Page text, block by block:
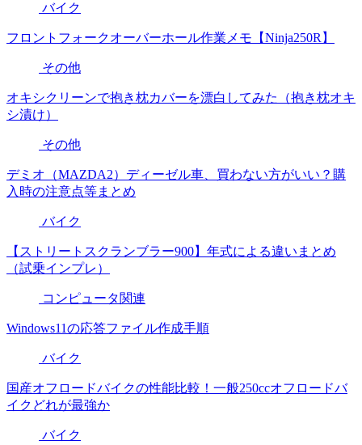
バイク
フロントフォークオーバーホール作業メモ【Ninja250R】
その他
オキシクリーンで抱き枕カバーを漂白してみた（抱き枕オキ
シ漬け）
その他
デミオ（MAZDA2）ディーゼル車、買わない方がいい？購
入時の注意点等まとめ
バイク
【ストリートスクランブラー900】年式による違いまとめ
（試乗インプレ）
コンピュータ関連
Windows11の応答ファイル作成手順
バイク
国産オフロードバイクの性能比較！一般250ccオフロードバ
イクどれが最強か
バイク